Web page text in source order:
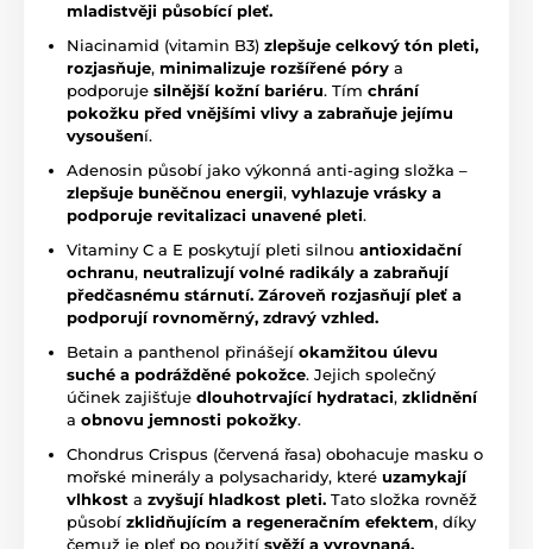
mladistvěji působící pleť.
Niacinamid (vitamin B3) zlepšuje celkový tón pleti,
rozjasňuje, minimalizuje rozšířené póry a
podporuje silnější kožní bariéru. Tím chrání
pokožku před vnějšími vlivy a zabraňuje jejímu
vysoušení.
Adenosin působí jako výkonná anti-aging složka –
zlepšuje buněčnou energii, vyhlazuje vrásky a
podporuje revitalizaci unavené pleti.
Vitaminy C a E poskytují pleti silnou antioxidační
ochranu, neutralizují volné radikály a zabraňují
předčasnému stárnutí. Zároveň rozjasňují pleť a
podporují rovnoměrný, zdravý vzhled.
Betain a panthenol přinášejí okamžitou úlevu
suché a podrážděné pokožce. Jejich společný
účinek zajišťuje dlouhotrvající hydrataci, zklidnění
a obnovu jemnosti pokožky.
Chondrus Crispus (červená řasa) obohacuje masku o
mořské minerály a polysacharidy, které uzamykají
vlhkost a zvyšují hladkost pleti. Tato složka rovněž
působí zklidňujícím a regeneračním efektem, díky
čemuž je pleť po použití svěží a vyrovnaná.